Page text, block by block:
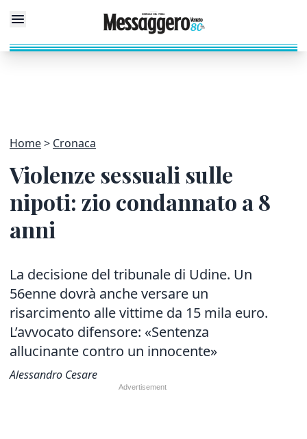
Home Cronaca
Violenze sessuali sulle
nipoti: zio condannato a 8
anni
La decisione del tribunale di Udine. Un
56enne dovrà anche versare un
risarcimento alle vittime da 15 mila euro.
L’avvocato difensore: «Sentenza
allucinante contro un innocente»
Alessandro Cesare